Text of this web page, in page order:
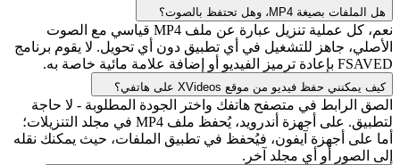
هل الملفات بصيغة MP4، وهل تحتفظ بالصوت؟
نعم، كل عملية تنزيل عبارة عن ملف MP4 قياسي مع الصوت
الأصلي، جاهز للتشغيل في أي تطبيق دون أي تحويل. لا يقوم برنامج
FSAVED بإعادة ترميز الفيديو أو إضافة علامة مائية خاصة به.
كيف يمكنني حفظ فيديو من موقع XVideos على هاتفي؟
الصق الرابط في متصفح هاتفك واختر الجودة المطلوبة - لا حاجة
لتطبيق. على أجهزة أندرويد، يُحفظ ملف MP4 في مجلد التنزيلات؛
أما على أجهزة آيفون، فيُحفظ في تطبيق الملفات، حيث يمكنك نقله
إلى الصور أو أي مجلد آخر.